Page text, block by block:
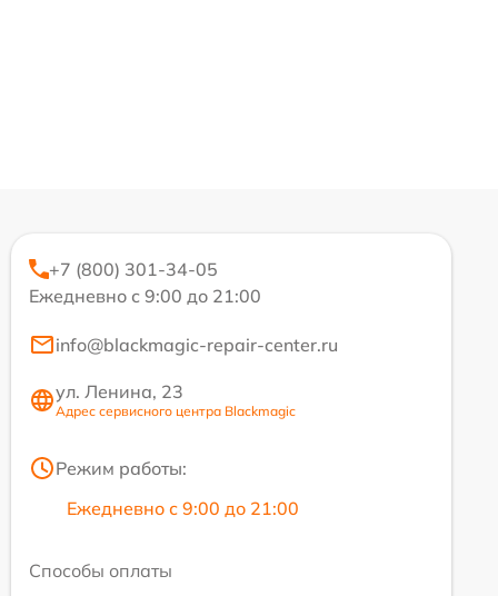
+7 (800) 301-34-05
Ежедневно с 9:00 до 21:00
info@blackmagic-repair-center.ru
ул. Ленина, 23
Адрес сервисного центра Blackmagic
Режим работы:
Ежедневно с 9:00 до 21:00
Способы оплаты